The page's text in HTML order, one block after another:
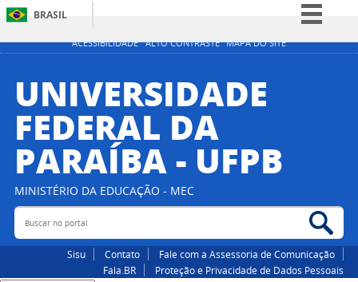
ACESSIBILIDADE ALTO CONTRASTE MAPA DO SITE
BRASIL
Simplifique!
Participe
Acesso à informação
Canais
UNIVERSIDADE
FEDERAL DA
PARAÍBA - UFPB
MINISTÉRIO DA EDUCAÇÃO - MEC
Buscar no portal
Sisu Contato
Fale com a Assessoria de Comunicação
Fala.BR
Proteção e Privacidade de Dados Pessoais